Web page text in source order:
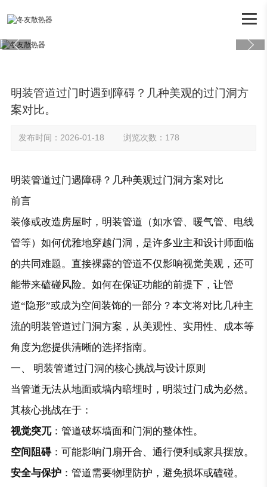

明装管道过门时遇到障碍？几种美观的过门洞方
案对比。
发布时间：2026-01-18 浏览次数：178
明装管道过门遇障碍？几种美观过门洞方案对比
前言
装修或改造房屋时，明装管道（如水管、暖气管、电线
管等）如何优雅地穿越门洞，是许多业主和设计师面临
的共同难题。直接裸露的管道不仅影响视觉美观，还可
能带来磕碰风险。如何在保证功能的前提下，让管
道“隐形”或成为空间装饰的一部分？本文将对比几种主
流的明装管道过门洞方案，从美观性、实用性、成本等
角度为您提供清晰的选择指南。
一、 明装管道过门洞的核心挑战与设计原则
当管道无法从地面或墙内暗埋时，明装过门成为必然。
其核心挑战在于：
视觉突兀：管道破坏墙面和门洞的整体性。
空间阻碍：可能影响门扇开合、通行便利或家具摆放。
安全与保护：管道需要物理防护，避免损坏或磕碰。